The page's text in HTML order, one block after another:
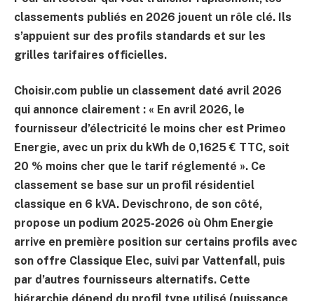
classements publiés en 2026 jouent un rôle clé. Ils
s’appuient sur des profils standards et sur les
grilles tarifaires officielles.
Choisir.com publie un classement daté avril 2026
qui annonce clairement : « En avril 2026, le
fournisseur d’électricité le moins cher est Primeo
Energie, avec un prix du kWh de 0,1625 € TTC, soit
20 % moins cher que le tarif réglementé ». Ce
classement se base sur un profil résidentiel
classique en 6 kVA. Devischrono, de son côté,
propose un podium 2025-2026 où Ohm Energie
arrive en première position sur certains profils avec
son offre Classique Elec, suivi par Vattenfall, puis
par d’autres fournisseurs alternatifs. Cette